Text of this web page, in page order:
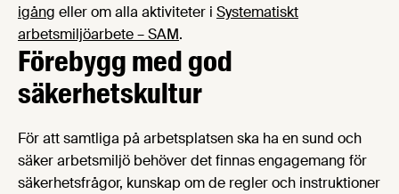
igång eller om alla aktiviteter i Systematiskt
arbetsmiljöarbete – SAM.
Förebygg med god
säkerhetskultur
För att samtliga på arbetsplatsen ska ha en sund och
säker arbetsmiljö behöver det finnas engagemang för
säkerhetsfrågor, kunskap om de regler och instruktioner